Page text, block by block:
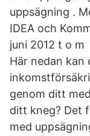
uppsägning .
IDEA och
juni 2012 t o
Här nedan kan
genom ditt
ditt kneg? Det
med